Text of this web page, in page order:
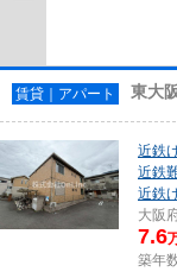
賃貸｜アパート 東大
近鉄
近鉄
近鉄
大阪
7.6
築年